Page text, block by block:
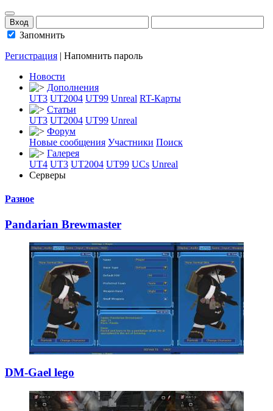
Запомнить
Регистрация | Напомнить пароль
Новости
Дополнения
UT3 UT2004 UT99 Unreal RT-Карты
Статьи
UT3 UT2004 UT99 Unreal
Форум
Новые сообщения Участники Поиск
Галерея
UT4 UT3 UT2004 UT99 UCs Unreal
Серверы
Разное
Pandarian Brewma­ster
DM-Gael lego